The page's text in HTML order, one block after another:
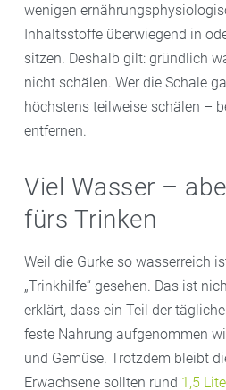
wenigen
Inhaltsstoffe überwiegend in
sitzen. Deshalb gilt: gründlich
nicht schälen. Wer die Schale
höchstens teilweise schälen –
entfernen.
Viel Wasser –
fürs Trinken
Weil die Gurke so wasserreich
„Trinkhilfe“ gesehen. Das ist
erklärt, dass ein Teil der
feste Nahrung aufgenommen
und Gemüse. Trotzdem bleibt
Erwachsene sollten rund 1,5